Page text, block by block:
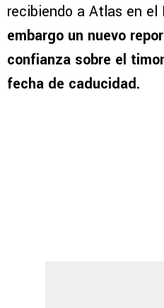
recibiendo a Atlas en el
embargo un nuevo
confianza sobre el
fecha de caducidad.